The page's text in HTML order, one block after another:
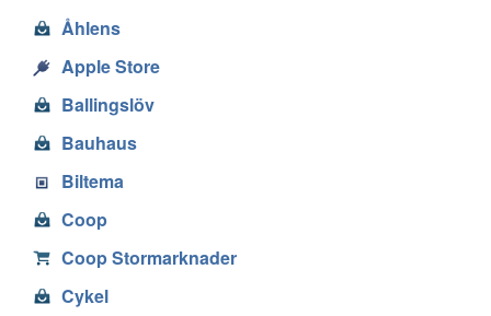
Åhlens
Apple Store
Ballingslöv
Bauhaus
Biltema
Coop
Coop Stormarknader
Cykel